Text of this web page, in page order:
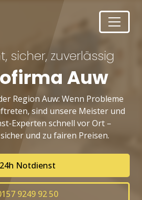
sicher, zuverlässig
Auw
Region Auw: Wenn Probleme
sind unsere Meister und
Experten schnell vor Ort –
und zu fairen Preisen.
24h Notdienst
9249 92 50